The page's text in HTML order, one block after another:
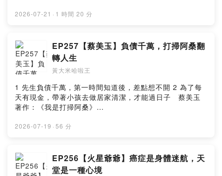
%E9%96%8B%E5%BF%83%E6%96%87%E5%8C%96-
2026-07-21 · 1 時間 20 分
EP257【蔡美玉】負債千萬，打掃阿桑翻
轉人生
黃大米哈啦王
1 先生負債千萬，第一時間知道後，差點想不開 2 為了每
天有現金，帶著小孩去做居家清潔，才能過日子 蔡美玉
著作：《我是打掃阿桑》
sloc=main --Hosting provided by SoundOn
2026-07-19 · 56 分
EP256【火星爺爺】癌症是身體迷航，天
堂是一種心境